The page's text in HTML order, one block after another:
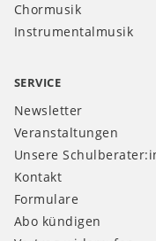
Chormusik
Instrumentalmusik
SERVICE
Newsletter
Veranstaltungen
Unsere
Kontakt
Formulare
Abo kündigen